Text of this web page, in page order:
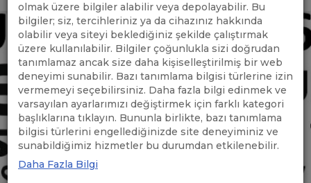
olmak üzere bilgiler alabilir veya depolayabilir. Bu
bilgiler; siz, tercihleriniz ya da cihazınız hakkında
olabilir veya siteyi beklediğiniz şekilde çalıştırmak
üzere kullanılabilir. Bilgiler çoğunlukla sizi doğrudan
tanımlamaz ancak size daha kişiselleştirilmiş bir web
deneyimi sunabilir. Bazı tanımlama bilgisi türlerine izin
vermemeyi seçebilirsiniz. Daha fazla bilgi edinmek ve
varsayılan ayarlarımızı değiştirmek için farklı kategori
başlıklarına tıklayın. Bununla birlikte, bazı tanımlama
bilgisi türlerini engellediğinizde site deneyiminiz ve
sunabildiğimiz hizmetler bu durumdan etkilenebilir.
Daha Fazla Bilgi